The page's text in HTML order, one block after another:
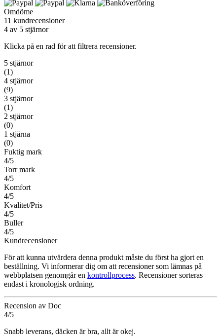
Omdöme
11 kundrecensioner
4 av 5 stjärnor
Klicka på en rad för att filtrera recensioner.
5 stjärnor
(1)
4 stjärnor
(9)
3 stjärnor
(1)
2 stjärnor
(0)
1 stjärna
(0)
Fuktig mark
4/5
Torr mark
4/5
Komfort
4/5
Kvalitet/Pris
4/5
Buller
4/5
Kundrecensioner
För att kunna utvärdera denna produkt måste du först ha gjort en
beställning. Vi informerar dig om att recensioner som lämnas på
webbplatsen genomgår en kontrollprocess. Recensioner sorteras
endast i kronologisk ordning.
Recension av Doc
4/5
Snabb leverans, däcken är bra, allt är okej.